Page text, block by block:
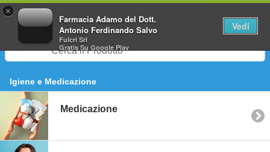
×
Farmacia Adamo del Dott.
Antonio Ferdinando Salvo
Fulcri Srl
GratisSu Google Play
Vedi
0
Igiene e Medicazione
Medicazione